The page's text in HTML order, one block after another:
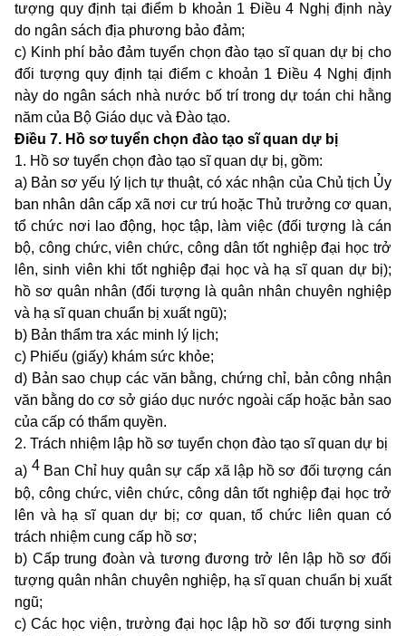
tượng quy định tạiđiểm b khoản 1 Điều 4 Nghị định này
do ngân sách địa phương bảo đảm;
c) Kinh phí bảo đảm tuyển chọn đào tạo sĩ quan dự bị cho
đối tượng quy định tại điểm c khoản 1 Điều 4 Nghị định
này do ngân sách nhà nước bố trí trong dự toán chi hằng
năm của Bộ Giáo dục và Đào tạo.
Điều 7. Hồ sơ tuyển chọn đào tạo sĩ quan dự bị
1. Hồ sơ tuyển chọn đào tạo sĩ quan dự bị, gồm:
a) Bản sơ yếu lý lịch tự thuật, có xác nhận của Chủ tịch Ủy
ban nhân dân cấp xã nơi cư trú hoặc Thủ trưởng cơ quan,
tổ chức nơi lao động, học tập, làm việc (đối tượng là cán
bộ, công chức, viên chức, công dân tốt nghiệp đại học trở
lên, sinh viên khi tốt nghiệp đại học và hạ sĩ quan dự bị);
hồ sơ quân nhân (đối tượng là quân nhân chuyên nghiệp
và hạ sĩ quan chuẩn bị xuất ngũ);
b) Bản thẩm tra xác minh lý lịch;
c) Phiếu (giấy) khám sức khỏe;
d) Bản sao chụp các văn bằng, chứng chỉ, bản công nhận
văn bằng do cơ sở giáo dục nước ngoài cấp hoặc bản sao
của cấp có thẩm quyền.
2. Trách nhiệm lập hồ sơ tuyển chọn đào tạo sĩ quan dự bị
a) 4Ban Chỉ huy quân sự cấp xã lập hồ sơ đối tượng cán
bộ, công chức, viên chức, công dân tốt nghiệp đại học trở
lên và hạ sĩ quan dự bị; cơ quan, tổ chức liên quan có
trách nhiệm cung cấp hồ sơ;
b) Cấp trung đoàn và tương đương trở lên lập hồ sơ đối
tượng quân nhân chuyên nghiệp, hạ sĩ quan chuẩn bị xuất
ngũ;
c) Các học viện, trường đại học lập hồ sơ đối tượng sinh